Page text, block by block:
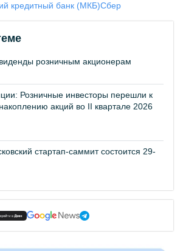
кредитный банк (МКБ)Сбер
розничным акционерам
Розничные инвесторы перешли к
акций во II квартале 2026
стартап-саммит состоится 29-